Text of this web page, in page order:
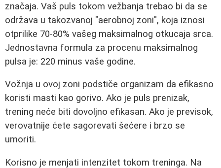
značaja. Vaš puls tokom vežbanja trebao bi da se
održava u takozvanoj "aerobnoj zoni", koja iznosi
otprilike 70-80% vašeg maksimalnog otkucaja srca.
Jednostavna formula za procenu maksimalnog
pulsa je: 220 minus vaše godine.
Vožnja u ovoj zoni podstiče organizam da efikasno
koristi masti kao gorivo. Ako je puls prenizak,
trening neće biti dovoljno efikasan. Ako je previsok,
verovatnije ćete sagorevati šećere i brzo se
umoriti.
Korisno je menjati intenzitet tokom treninga. Na